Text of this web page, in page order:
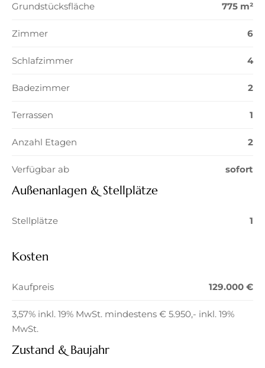
Grundstücksfläche 775 m²
Zimmer 6
Schlafzimmer 4
Badezimmer 2
Terrassen 1
Anzahl Etagen 2
Verfügbar ab sofort
Außenanlagen & Stellplätze
Stellplätze 1
Kosten
Kaufpreis 129.000 €
3,57% inkl. 19% MwSt. mindestens € 5.950,- inkl. 19%
MwSt.
Zustand & Baujahr